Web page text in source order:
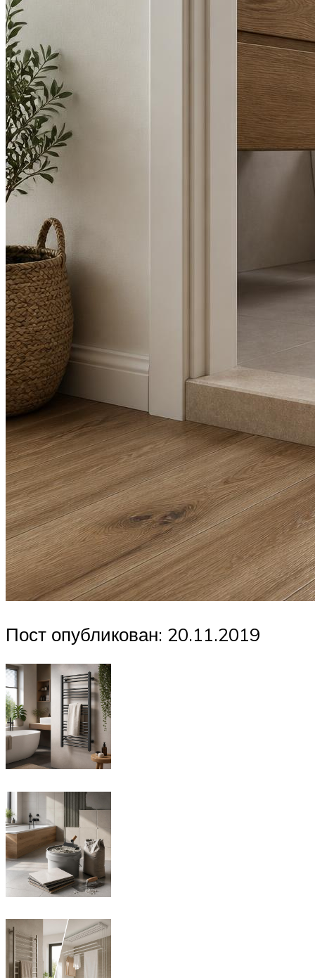
Пост опубликован: 20.11.2019